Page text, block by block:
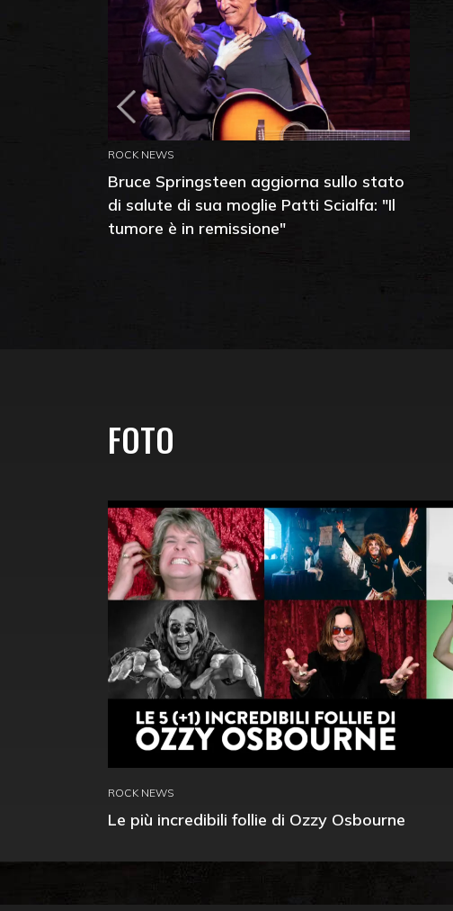
ROCK NEWS
Bruce Springsteen aggiorna sullo stato
di salute di sua moglie Patti Scialfa: "Il
tumore è in remissione"
FOTO
ROCK NEWS
Le più incredibili follie di Ozzy Osbourne